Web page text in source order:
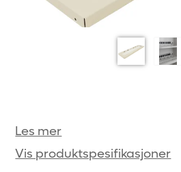
Les mer
Vis produktspesifikasjoner